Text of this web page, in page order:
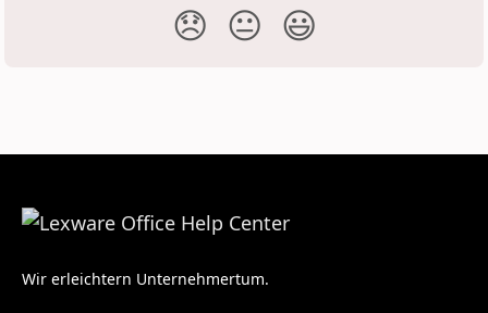
😞 😐 😃
Wir erleichtern Unternehmertum.